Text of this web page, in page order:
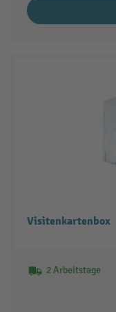
Visitenkartenbox
2 Arbeitstage